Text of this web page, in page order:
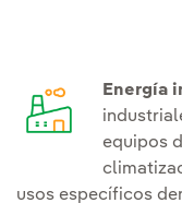
Energía
equipos
usos específicos